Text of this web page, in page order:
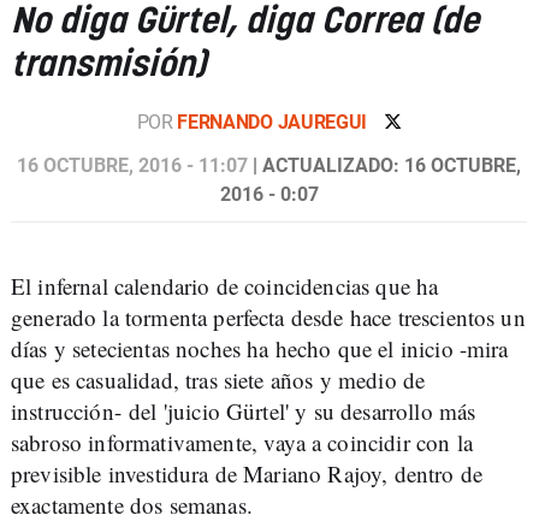
No diga Gürtel, diga Correa (de
transmisión)
POR FERNANDO JAUREGUI
16 OCTUBRE, 2016 - 11:07 | ACTUALIZADO: 16 OCTUBRE,
2016 - 0:07
El infernal calendario de coincidencias que ha
generado la tormenta perfecta desde hace trescientos un
días y setecientas noches ha hecho que el inicio -mira
que es casualidad, tras siete años y medio de
instrucción- del 'juicio Gürtel' y su desarrollo más
sabroso informativamente, vaya a coincidir con la
previsible investidura de Mariano Rajoy, dentro de
exactamente dos semanas.